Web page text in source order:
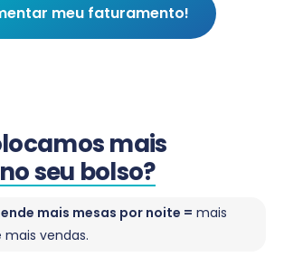
meu faturamento!
mais
seu bolso?
mais mesas por noite = mais
vendas.